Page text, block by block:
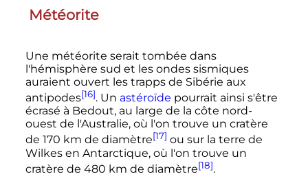
Météorite
Une météorite serait tombée dans
l'hémisphère sud et les ondes sismiques
auraient ouvert les trapps de Sibérie aux
antipodes[16]. Un astéroïde pourrait ainsi s'être
écrasé à Bedout, au large de la côte nord-
ouest de l'Australie, où l'on trouve un cratère
de 170 km de diamètre[17] ou sur la terre de
Wilkes en Antarctique, où l'on trouve un
cratère de 480 km de diamètre[18].